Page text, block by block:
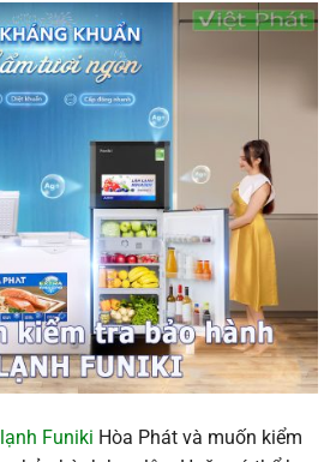
Funiki Hòa Phát và muốn kiểm